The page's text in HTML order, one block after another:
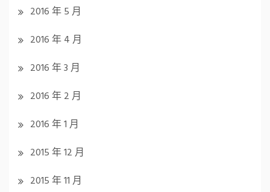
2016 年 5 月
2016 年 4 月
2016 年 3 月
2016 年 2 月
2016 年 1 月
2015 年 12 月
2015 年 11 月